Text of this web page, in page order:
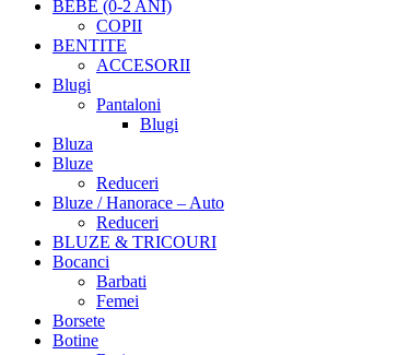
BEBE (0-2 ANI)
COPII
BENTITE
ACCESORII
Blugi
Pantaloni
Blugi
Bluza
Bluze
Reduceri
Bluze / Hanorace – Auto
Reduceri
BLUZE & TRICOURI
Bocanci
Barbati
Femei
Borsete
Botine